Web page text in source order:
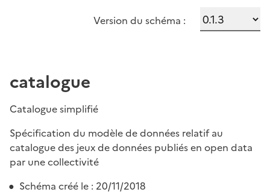
Version du schéma :
catalogue
Catalogue simplifié
Spécification du modèle de données relatif au
catalogue des jeux de données publiés en open data
par une collectivité
Schéma créé le : 20/11/2018